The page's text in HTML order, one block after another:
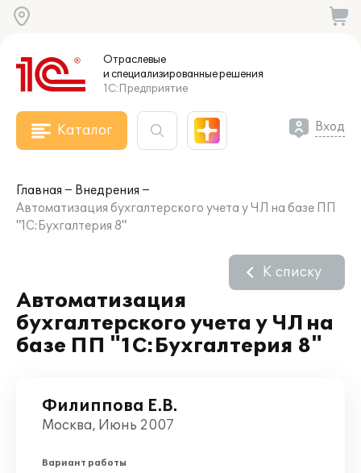
Отраслевые
и специализированныерешения
1С:Предприятие
Каталог Вход
Главная
Внедрения
Автоматизация бухгалтерского учета у ЧЛ на базе ПП
"1С:Бухгалтерия 8"
Автоматизация
бухгалтерского учета у ЧЛ на
базе ПП "1С:Бухгалтерия 8"
К списку
Филиппова Е.В.
Москва, Июнь 2007
Вариант работы